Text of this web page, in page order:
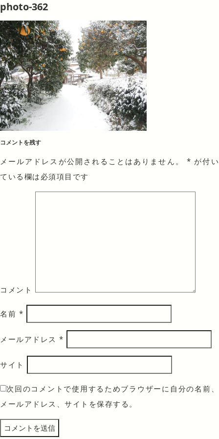
photo-362
コメントを残す
メールアドレスが公開されることはありません。 * が付い
ている欄は必須項目です
コメント
名前 *
メールアドレス *
サイト
次回のコメントで使用するためブラウザーに自分の名前、
メールアドレス、サイトを保存する。